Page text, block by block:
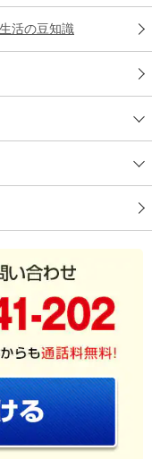
活の豆知識